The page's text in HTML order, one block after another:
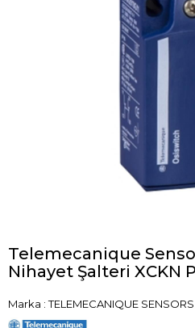
Telemecanique
Nihayet Şalteri XCKN
Marka : TELEMECANIQUE SENSORS